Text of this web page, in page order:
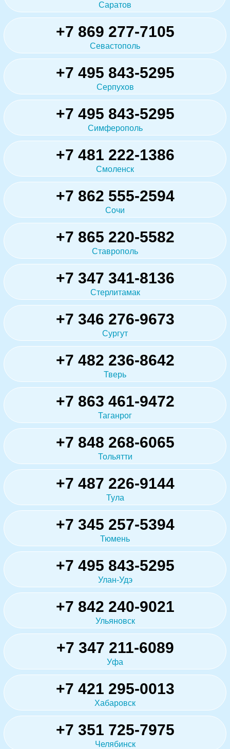
Саратов
+7 869 277-7105
Севастополь
+7 495 843-5295
Серпухов
+7 495 843-5295
Симферополь
+7 481 222-1386
Смоленск
+7 862 555-2594
Сочи
+7 865 220-5582
Ставрополь
+7 347 341-8136
Стерлитамак
+7 346 276-9673
Сургут
+7 482 236-8642
Тверь
+7 863 461-9472
Таганрог
+7 848 268-6065
Тольятти
+7 487 226-9144
Тула
+7 345 257-5394
Тюмень
+7 495 843-5295
Улан-Удэ
+7 842 240-9021
Ульяновск
+7 347 211-6089
Уфа
+7 421 295-0013
Хабаровск
+7 351 725-7975
Челябинск